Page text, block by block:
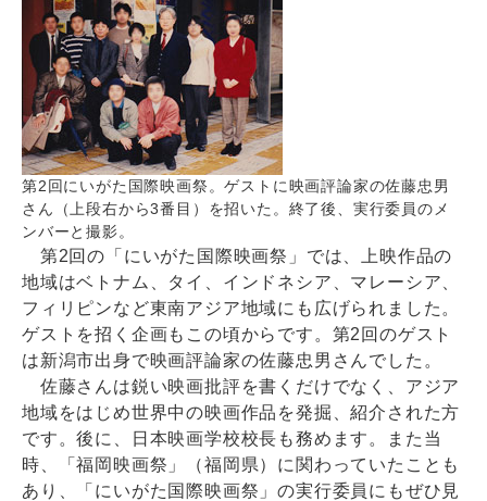
第2回にいがた国際映画祭。ゲストに映画評論家の佐藤忠男
さん（上段右から3番目）を招いた。終了後、実行委員のメ
ンバーと撮影。
第2回の「にいがた国際映画祭」では、上映作品の
地域はベトナム、タイ、インドネシア、マレーシア、
フィリピンなど東南アジア地域にも広げられました。
ゲストを招く企画もこの頃からです。第2回のゲスト
は新潟市出身で映画評論家の佐藤忠男さんでした。
佐藤さんは鋭い映画批評を書くだけでなく、アジア
地域をはじめ世界中の映画作品を発掘、紹介された方
です。後に、日本映画学校校長も務めます。また当
時、「福岡映画祭」（福岡県）に関わっていたことも
あり、「にいがた国際映画祭」の実行委員にもぜひ見